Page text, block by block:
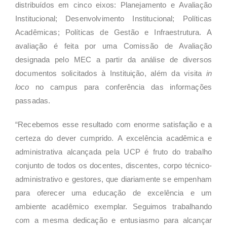
distribuídos em cinco eixos: Planejamento e Avaliação
Institucional; Desenvolvimento Institucional; Políticas
Acadêmicas; Políticas de Gestão e Infraestrutura. A
avaliação é feita por uma Comissão de Avaliação
designada pelo MEC a partir da análise de diversos
documentos solicitados à Instituição, além da visita in
loco no campus para conferência das informações
passadas.
“Recebemos esse resultado com enorme satisfação e a
certeza do dever cumprido. A excelência acadêmica e
administrativa alcançada pela UCP é fruto do trabalho
conjunto de todos os docentes, discentes, corpo técnico-
administrativo e gestores, que diariamente se empenham
para oferecer uma educação de excelência e um
ambiente acadêmico exemplar. Seguimos trabalhando
com a mesma dedicação e entusiasmo para alcançar